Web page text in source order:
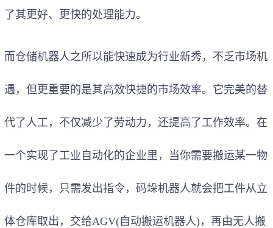
了其更好、更快的处理能力。
而仓储机器人之所以能快速成为行业新秀，不乏市场机
遇，但更重要的是其高效快捷的市场效率。它完美的替
代了人工，不仅减少了劳动力，还提高了工作效率。在
一个实现了工业自动化的企业里，当你需要搬运某一物
件的时候，只需发出指令，码垛机器人就会把工件从立
体仓库取出，交给AGV(自动搬运机器人)，再由无人搬